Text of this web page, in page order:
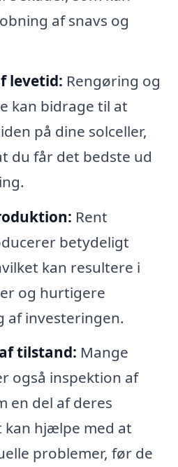
af snavs og
levetid: Rengøring og
kan bidrage til at
på dine solceller,
du får det bedste ud
Rent
betydeligt
kan resultere i
og hurtigere
af investeringen.
tilstand: Mange
også inspektion af
en del af deres
kan hjælpe med at
problemer, før de